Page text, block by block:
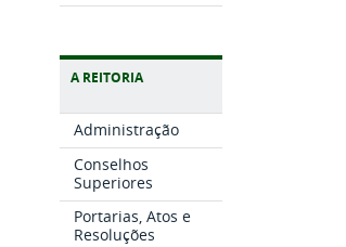
A REITORIA
Administração
Conselhos
Superiores
Portarias, Atos e
Resoluções